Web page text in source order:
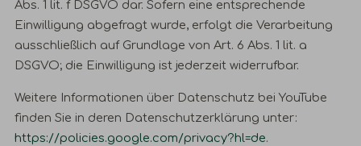
Abs. 1 lit. f DSGVO dar. Sofern eine entsprechende
Einwilligung abgefragt wurde, erfolgt die Verarbeitung
ausschließlich auf Grundlage von Art. 6 Abs. 1 lit. a
DSGVO; die Einwilligung ist jederzeit widerrufbar.
Weitere Informationen über Datenschutz bei YouTube
finden Sie in deren Datenschutzerklärung unter:
https://policies.google.com/privacy?hl=de.